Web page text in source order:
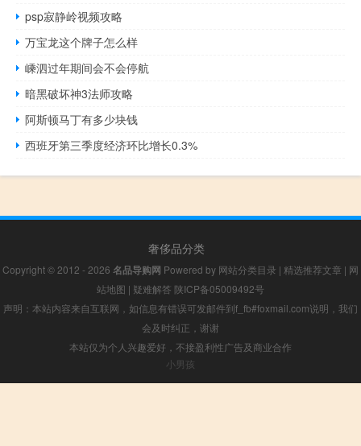
psp寂静岭视频攻略
万宝龙这个牌子怎么样
嵊泗过年期间会不会停航
暗黑破坏神3法师攻略
阿斯顿马丁有多少块钱
西班牙第三季度经济环比增长0.3%
奢侈品分类
Copyright © 2012 - 2026 名品导购网 Powered by 网站分类目录 | 精选推荐文章 | 网
站地图 | 疑难解答 陕ICP备05009492号
声明：本站内容来自互联网，如信息有错误可发邮件到f_fb#foxmail.com说明，我们
会及时纠正，谢谢
本站仅为个人兴趣爱好，不接盈利性广告及商业合作
小男孩